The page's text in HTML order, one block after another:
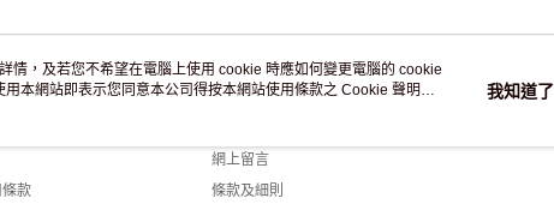
款
客戶服務
網上留言
條款及細則
情，及若您不希望在電腦上使用 cookie 時應如何變更電腦的 cookie
用本網站即表示您同意本公司得按本網站使用條款之 Cookie 聲明使
我知道了